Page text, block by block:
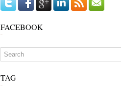
FACEBOOK
TAG